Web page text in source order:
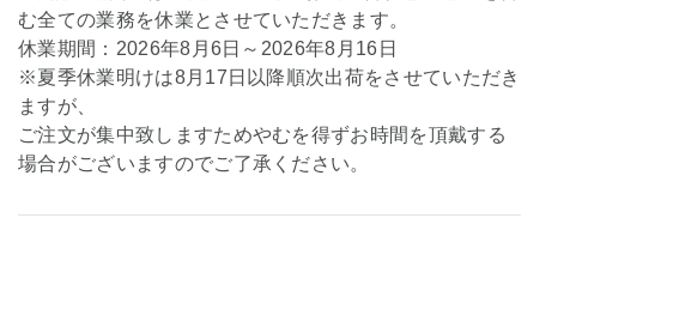
む全ての業務を休業とさせていただきます。
休業期間：2026年8月6日～2026年8月16日
※夏季休業明けは8月17日以降順次出荷をさせていただき
ますが、
ご注文が集中致しますためやむを得ずお時間を頂戴する
場合がございますのでご了承ください。